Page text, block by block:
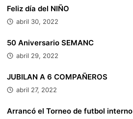
Feliz día del NIÑO
abril 30, 2022
50 Aniversario SEMANC
abril 29, 2022
JUBILAN A 6 COMPAÑEROS
abril 27, 2022
Arrancó el Torneo de futbol interno